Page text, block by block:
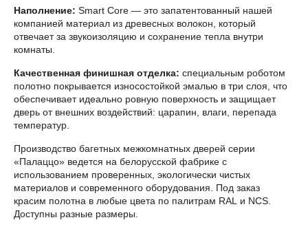
Наполнение: Smart Core — это запатентованный нашей
компанией материал из древесных волокон, который
отвечает за звукоизоляцию и сохранение тепла внутри
комнаты.
Качественная финишная отделка: специальным роботом
полотно покрывается износостойкой эмалью в три слоя, что
обеспечивает идеально ровную поверхность и защищает
дверь от внешних воздействий: царапин, влаги, перепада
температур.
Производство багетных межкомнатных дверей серии
«Палаццо» ведется на белорусской фабрике с
использованием проверенных, экологически чистых
материалов и современного оборудования. Под заказ
красим полотна в любые цвета по палитрам RAL и NCS.
Доступны разные размеры.